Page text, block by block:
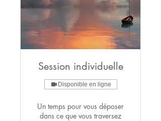
Session individuelle
Disponible en ligne
Un temps pour vous déposer
dans ce que vous traversez